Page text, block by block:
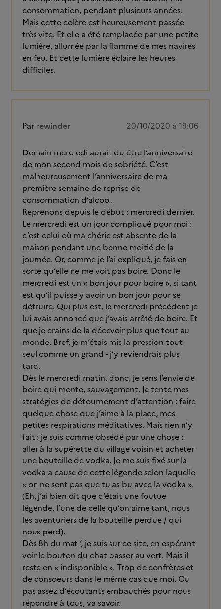
consommation, pendant plusieurs années.
Mais cette colère est heureusement passée
très vite. Et elle a été remplacée par une petite
lumière, allumée par la flamme de mes navires
en feu. Et cette lumière éclaire les heures
difficiles.
Par rewinder 20/10/2020 à 19:06
Demain mercredi aurait du être l’anniversaire
de mon second mois de sobriété. C’est
malheureusement l’anniversaire de ma
première semaine de reprise de
consommation d’alcool.
Reprenons depuis le début : mercredi dernier.
Le mercredi est un jour compliqué pour moi :
c’est celui où ma chérie est absente de la
maison pendant une bonne moitié de la
journée. Or, comme je l’ai expliqué, je fais en
sorte qu’elle ne me voit pas boire. Donc le
mercredi est un « bon jour pour boire », si tant
est qu’il puisse y avoir un bon jour pour se
détruire. Qui plus est, le mercredi précédent je
lui avais annoncé que j’avais arrêté de boire. Et
que je crains de la décevoir plus que tout au
monde. Bref, je m’étais mis la pression tout
seul comme un grand - j’y reviendrais plus
tard.
Dès le mercredi matin, donc, je sens l’envie de
boire qui monte, sauvagement. Je tente mes
stratégies de détournement d’attention : faire
quelque chose que j’aime à la place, mes
petites respirations méditatives. Mais rien n’y
fait : je suis comme obsédé par une chose :
aller à la supérette du village voisin et acheter
une bouteille de vodka. Je me suis fixé sur la
vodka a cause de cette légende selon laquelle
« on ne sent pas que tu as bu avec la vodka ».
(Eh, j’ai bien dit que c’était une foutue
légende, l’une de celle qu’on aime tant, nous
les aventuriers de la bouteille perdue / qui
nous perd).
Dès 8h du mat ‘, je suis sur ce site, en espérant
voir le bouton du chat passer au vert. Mais il
reste en « indisponible ». Trop de confrères et
de consoeurs dans le même cas que moi. Ou
pas assez d’écoutants embauchés pour nous
répondre à tous, va savoir.